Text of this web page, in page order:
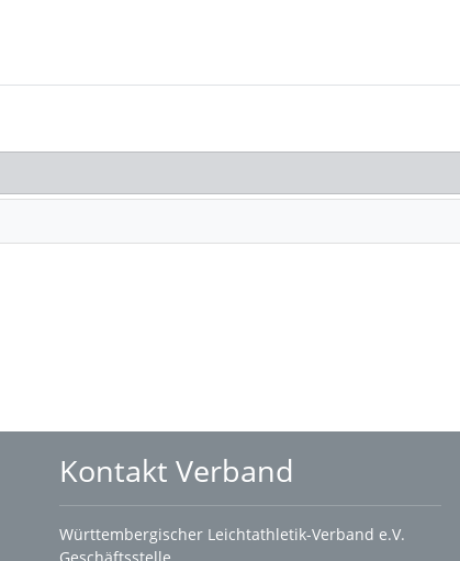
Kontakt Verband
Württembergischer Leichtathletik-Verband e.V.